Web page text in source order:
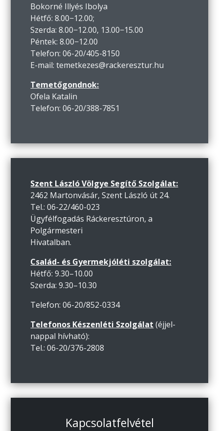
Bokorné Illyés Ibolya
Hétfő: 8.00−12.00;
Szerda: 8.00−12.00, 13.00−15.00
Péntek: 8.00−12.00
Telefon: 06-20/405-8150
E-mail: temetkezes@rackeresztur.hu
Temetőgondnok:
Ofela Katalin
Telefon: 06-20/388-7851
Szent László Völgye Segítő Szolgálat:
2462 Martonvásár, Szent László út 24.
Tel.: 06-22/460-023
Ügyfélfogadás Ráckeresztúron, a
Polgármesteri
Hivatalban.
Család- és Gyermekjóléti szolgálat:
Hétfő: 9.30–10.00
Szerda: 9.30–10.30
Telefon: 06-20/852-0334
Telefonos Készenléti Szolgálat (éjjel-
nappal hívható):
Tel.: 06-20/376-2808
Kapcsolatfelvétel